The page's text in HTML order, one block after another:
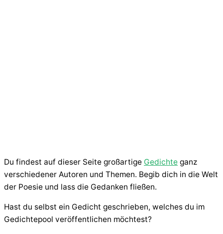
Du findest auf dieser Seite großartige Gedichte ganz
verschiedener Autoren und Themen. Begib dich in die Welt
der Poesie und lass die Gedanken fließen.
Hast du selbst ein Gedicht geschrieben, welches du im
Gedichtepool veröffentlichen möchtest?